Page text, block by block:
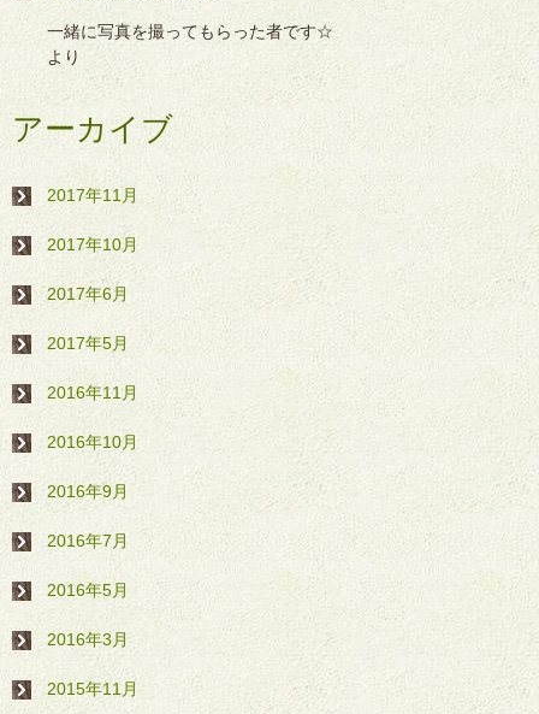
一緒に写真を撮ってもらった者です☆
より
アーカイブ
2017年11月
2017年10月
2017年6月
2017年5月
2016年11月
2016年10月
2016年9月
2016年7月
2016年5月
2016年3月
2015年11月